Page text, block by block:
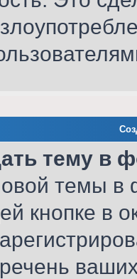
тему в
темы
кнопке в